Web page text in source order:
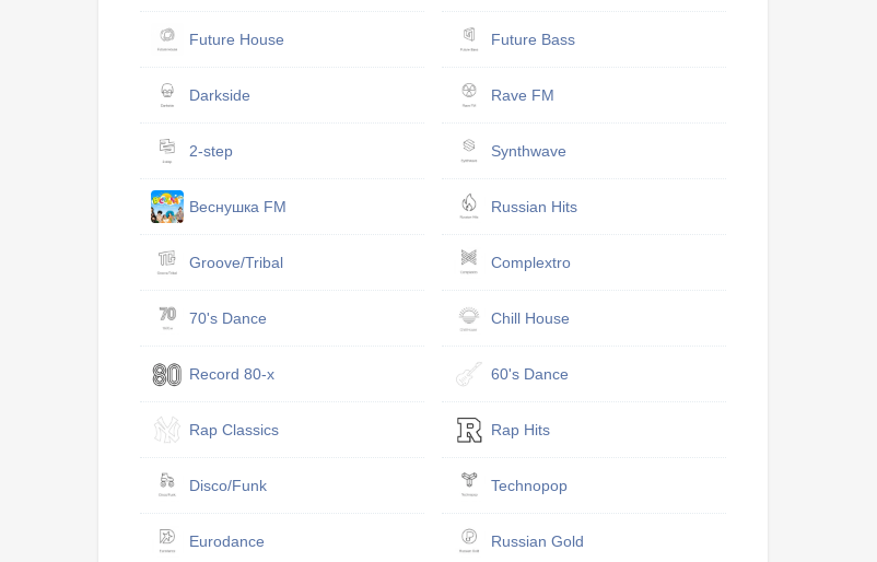
Future House Future Bass
Darkside Rave FM
2-step Synthwave
Веснушка FM Russian Hits
Groove/Tribal Complextro
70's Dance Chill House
Record 80-х 60's Dance
Rap Classics Rap Hits
Disco/Funk Technopop
Eurodance Russian Gold